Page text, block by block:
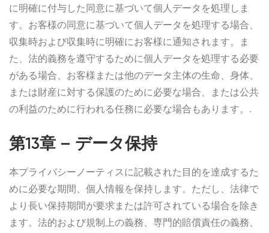
に明確に付与した同意に基づいて個人データを処理しま
す。お客様の同意に基づいて個人データを処理する場合、
収集時および収集時に明確にお客様に通知されます。ま
た、法的義務を遵守するために個人データを処理する必要
がある場合、お客様または他のデータ主体の生命、身体、
または財産に対する保護のために必要な場合、または公共
の利益のために行われる任務に必要な場合もあります。.
第13章 – データ保持
本プライバシーノーティスに記載された目的を達成するた
めに必要な期間、個人情報を保持します。ただし、法律で
より長い保持期間が要求または許可されている場合を除き
ます。法的および規制上の義務、専門的賠償責任の義務、